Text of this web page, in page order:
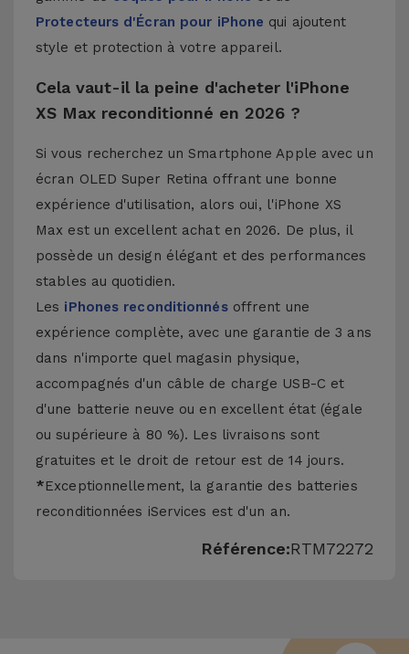
Protecteurs d'Écran pour iPhone qui ajoutent
style et protection à votre appareil.
Cela vaut-il la peine d'acheter l'iPhone
XS Max reconditionné en 2026 ?
Si vous recherchez un Smartphone Apple avec un
écran OLED Super Retina offrant une bonne
expérience d'utilisation, alors oui, l'iPhone XS
Max est un excellent achat en 2026. De plus, il
possède un design élégant et des performances
stables au quotidien.
Les iPhones reconditionnésoffrent une
expérience complète, avec une garantie de 3 ans
dans n'importe quel magasin physique,
accompagnés d'un câble de charge USB-C et
d'une batterie neuve ou en excellent état (égale
ou supérieure à 80 %). Les livraisons sont
gratuites et le droit de retour est de 14 jours.
*Exceptionnellement, la garantie des batteries
reconditionnées iServices est d'un an.
Référence:RTM72272